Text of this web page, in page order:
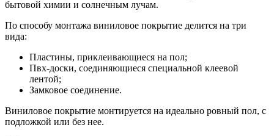
бытовой химии и солнечным лучам.
По способу монтажа виниловое покрытие делится на три
вида:
Пластины, приклеивающиеся на пол;
Пвх-доски, соединяющиеся специальной клеевой
лентой;
Замковое соединение.
Виниловое покрытие монтируется на идеально ровный пол, с
подложкой или без нее.